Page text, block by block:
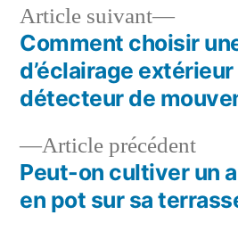
Navigation
de
l’article
Article précédent
Peut-on cultiver un
en pot sur sa
Article suivant
Article
Comment choisir
d’éclairage
détecteur de